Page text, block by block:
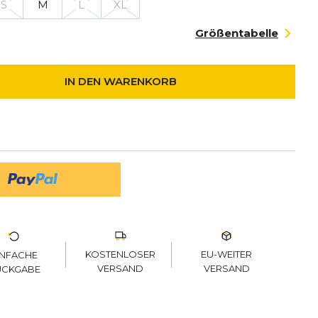
S M L XL
Größentabelle
IN DEN WARENKORB
KOSTENLOSER
VERSAND
EU-WEITER
VERSAND